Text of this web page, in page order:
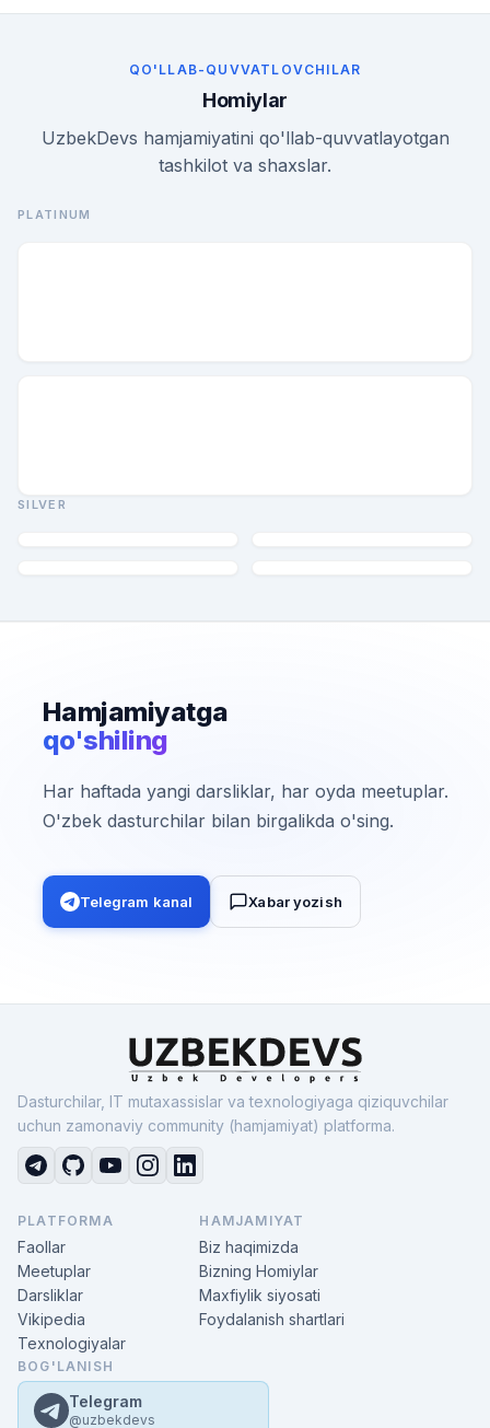
QO'LLAB-QUVVATLOVCHILAR
Homiylar
UzbekDevs hamjamiyatini qo'llab-quvvatlayotgan
tashkilot va shaxslar.
PLATINUM
SILVER
Hamjamiyatga
qo'shiling
Har haftada yangi darsliklar, har oyda meetuplar.
O'zbek dasturchilar bilan birgalikda o'sing.
Telegram kanal Xabar yozish
Dasturchilar, IT mutaxassislar va texnologiyaga qiziquvchilar
uchun zamonaviy community (hamjamiyat) platforma.
PLATFORMA
Faollar
Meetuplar
Darsliklar
Vikipedia
Texnologiyalar
HAMJAMIYAT
Biz haqimizda
Bizning Homiylar
Maxfiylik siyosati
Foydalanish shartlari
BOG'LANISH
Telegram
@uzbekdevs